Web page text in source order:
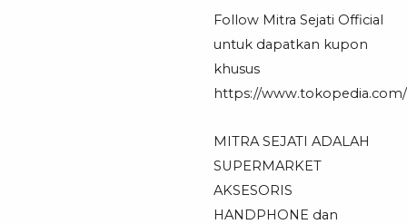
Follow Mitra Sejati Official
untuk dapatkan kupon
khusus
https://
MITRA SEJATI ADALAH
SUPERMARKET
AKSESORIS
HANDPHONE dan